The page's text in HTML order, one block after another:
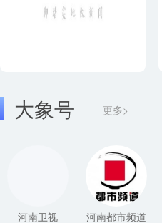
大象号 更多>
河南卫视 河南都市频道